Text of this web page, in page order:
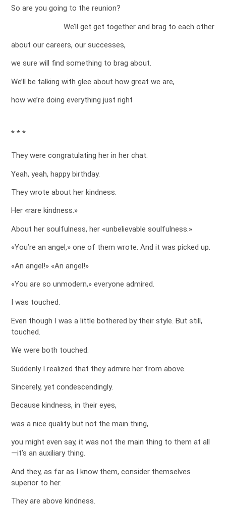
So are you going to the reunion?
We’ll get get together and brag to each other
about our careers, our successes,
we sure will find something to brag about.
We’ll be talking with glee about how great we are,
how we’re doing everything just right
* * *
They were congratulating her in her chat.
Yeah, yeah, happy birthday.
They wrote about her kindness.
Her «rare kindness.»
About her soulfulness, her «unbelievable soulfulness.»
«You’re an angel,» one of them wrote. And it was picked up.
«An angel!» «An angel!»
«You are so unmodern,» everyone admired.
I was touched.
Even though I was a little bothered by their style. But still,
touched.
We were both touched.
Suddenly I realized that they admire her from above.
Sincerely, yet condescendingly.
Because kindness, in their eyes,
was a nice quality but not the main thing,
you might even say, it was not the main thing to them at all
—it’s an auxiliary thing.
And they, as far as I know them, consider themselves
superior to her.
They are above kindness.